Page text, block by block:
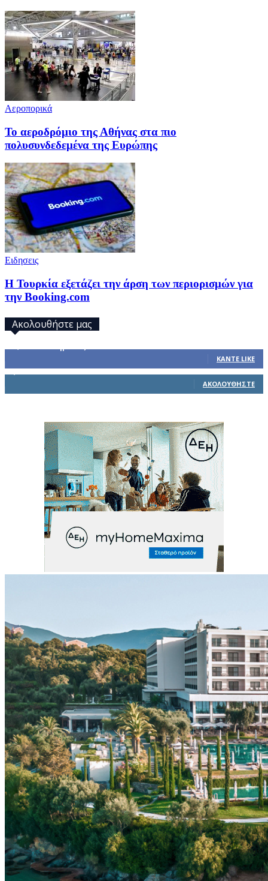
Αεροπορικά
Το αεροδρόμιο της Αθήνας στα πιο
πολυσυνδεδεμένα της Ευρώπης
Ειδησεις
Η Τουρκία εξετάζει την άρση των περιορισμών για
την Booking.com
Ακολουθήστε μας
ΚΆΝΤΕ LIKE
ΑΚΟΛΟΥΘΉΣΤΕ